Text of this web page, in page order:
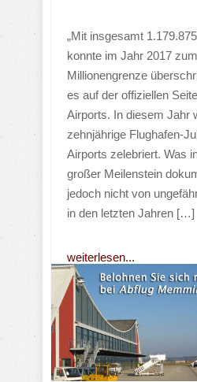
„Mit insgesamt
konnte im Jahr 2017
Millionengrenze
es auf der offiziellen
Airports. In diesem Jahr
zehnjährige Flughafen-
Airports zelebriert. Was
großer Meilenstein
jedoch nicht von
in den letzten Jahren […]
weiterlesen...